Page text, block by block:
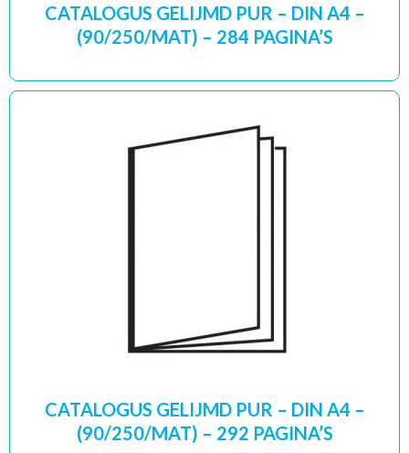
CATALOGUS GELIJMD PUR – DIN A4 –
(90/250/MAT) – 284 PAGINA’S
CATALOGUS GELIJMD PUR – DIN A4 –
(90/250/MAT) – 292 PAGINA’S